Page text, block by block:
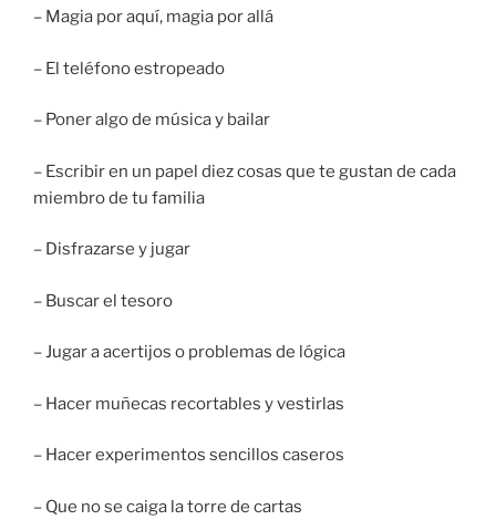
– Magia por aquí, magia por allá
– El teléfono estropeado
– Poner algo de música y bailar
– Escribir en un papel diez cosas que te gustan de cada
miembro de tu familia
– Disfrazarse y jugar
– Buscar el tesoro
– Jugar a acertijos o problemas de lógica
– Hacer muñecas recortables y vestirlas
– Hacer experimentos sencillos caseros
– Que no se caiga la torre de cartas